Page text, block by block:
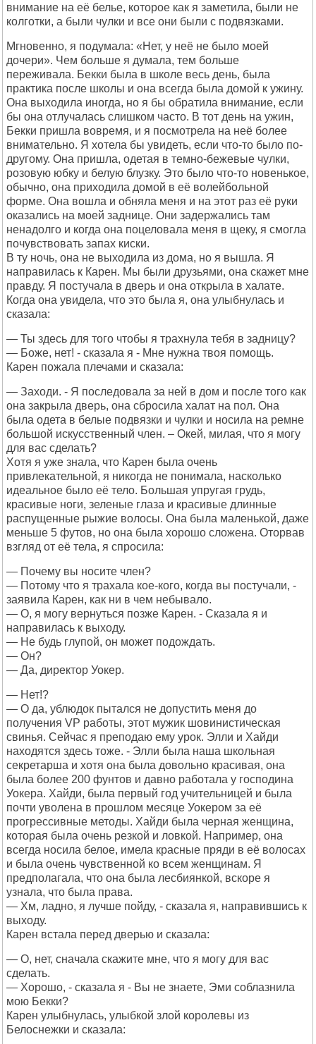
внимание на её белье, которое как я заметила, были не
колготки, а были чулки и все они были с подвязками.
Мгновенно, я подумала: «Нет, у неё не было моей
дочери». Чем больше я думала, тем больше
переживала. Бекки была в школе весь день, была
практика после школы и она всегда была домой к ужину.
Она выходила иногда, но я бы обратила внимание, если
бы она отлучалась слишком часто. В тот день на ужин,
Бекки пришла вовремя, и я посмотрела на неё более
внимательно. Я хотела бы увидеть, если что-то было по-
другому. Она пришла, одетая в темно-бежевые чулки,
розовую юбку и белую блузку. Это было что-то новенькое,
обычно, она приходила домой в её волейбольной
форме. Она вошла и обняла меня и на этот раз её руки
оказались на моей заднице. Они задержались там
ненадолго и когда она поцеловала меня в щеку, я смогла
почувствовать запах киски.
В ту ночь, она не выходила из дома, но я вышла. Я
направилась к Карен. Мы были друзьями, она скажет мне
правду. Я постучала в дверь и она открыла в халате.
Когда она увидела, что это была я, она улыбнулась и
сказала:
— Ты здесь для того чтобы я трахнула тебя в задницу?
— Боже, нет! - сказала я - Мне нужна твоя помощь.
Карен пожала плечами и сказала:
— Заходи. - Я последовала за ней в дом и после того как
она закрыла дверь, она сбросила халат на пол. Она
была одета в белые подвязки и чулки и носила на ремне
большой искусственный член. – Oкей, милая, что я могу
для вас сделать?
Хотя я уже знала, что Карен была очень
привлекательной, я никогда не понимала, насколько
идеальное было её тело. Большая упругая грудь,
красивые ноги, зеленые глаза и красивые длинные
распущенные рыжие волосы. Она была маленькой, даже
меньше 5 футов, но она была хорошо сложена. Оторвав
взгляд от её тела, я спросила:
— Почему вы носите член?
— Потому что я трахала кое-кого, когда вы постучали, -
заявила Карен, как ни в чем небывало.
— О, я могу вернуться позже Карен. - Сказала я и
направилась к выходу.
— Не будь глупой, он может подождать.
— Он?
— Да, директор Уокер.
— Нет!?
— О да, ублюдок пытался не допустить меня до
получения VP работы, этот мужик шовинистическая
свинья. Сейчас я преподаю ему урок. Элли и Хайди
находятся здесь тоже. - Элли была наша школьная
секретарша и хотя она была довольно красивая, она
была более 200 фунтов и давно работала у господина
Уокера. Хайди, была первый год учительницей и была
почти уволена в прошлом месяце Уокером за её
прогрессивные методы. Хайди была черная женщина,
которая была очень резкой и ловкой. Например, она
всегда носила белое, имела красные пряди в её волосах
и была очень чувственной ко всем женщинам. Я
предполагала, что она была лесбиянкой, вскоре я
узнала, что была права.
— Хм, ладно, я лучше пойду, - сказала я, направившись к
выходу.
Карен встала перед дверью и сказала:
— О, нет, сначала скажите мне, что я могу для вас
сделать.
— Хорошо, - сказала я - Вы не знаете, Эми соблазнила
мою Бекки?
Карен улыбнулась, улыбкой злой королевы из
Белоснежки и сказала: